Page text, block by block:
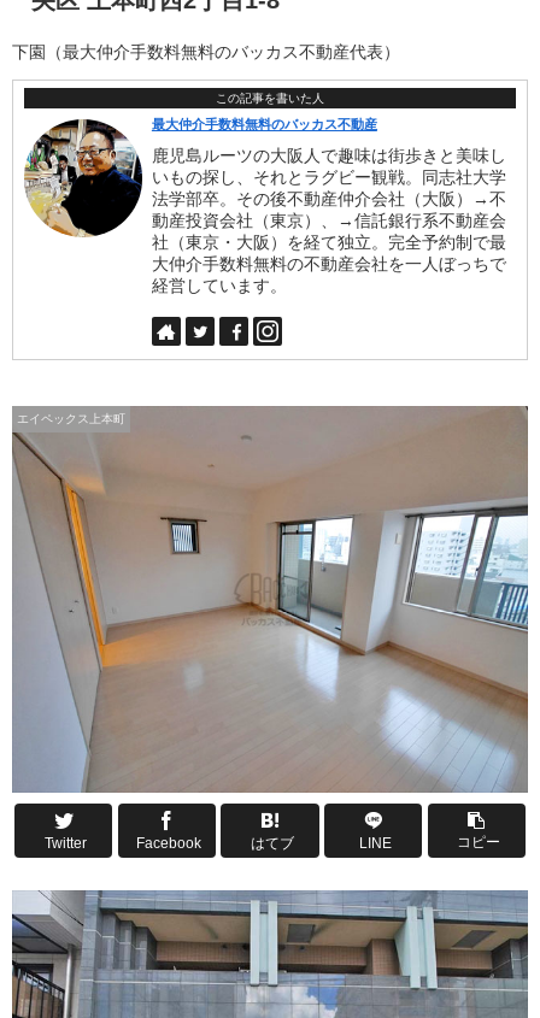
下園（最大仲介手数料無料のバッカス不動産代表）
この記事を書いた人
最大仲介手数料無料のバッカス不動産
鹿児島ルーツの大阪人で趣味は街歩きと美味し
いもの探し、それとラグビー観戦。同志社大学
法学部卒。その後不動産仲介会社（大阪）→不
動産投資会社（東京）、→信託銀行系不動産会
社（東京・大阪）を経て独立。完全予約制で最
大仲介手数料無料の不動産会社を一人ぼっちで
経営しています。
エイペックス上本町
Twitter Facebook はてブ LINE コピー